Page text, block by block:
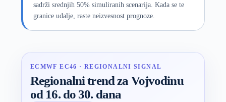
sadrži srednjih 50% simuliranih scenarija. Kada se te
granice udalje, raste neizvesnost prognoze.
ECMWF EC46 · REGIONALNI SIGNAL
Regionalni trend za Vojvodinu
od 16. do 30. dana